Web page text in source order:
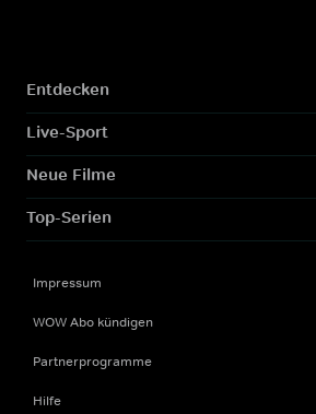
Entdecken
Live-Sport
Neue Filme
Top-Serien
Impressum
WOW Abo kündigen
Partnerprogramme
Hilfe